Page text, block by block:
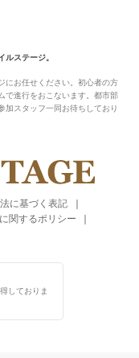
ルステージ。
にお任せください。初心者の方
で進行をおこないます。都市部
加スタッフ一同お待ちしており
に基づく表記
関するポリシー
しておりま